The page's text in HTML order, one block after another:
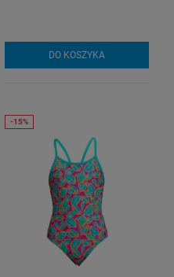
259,00 zł
DO KOSZYKA